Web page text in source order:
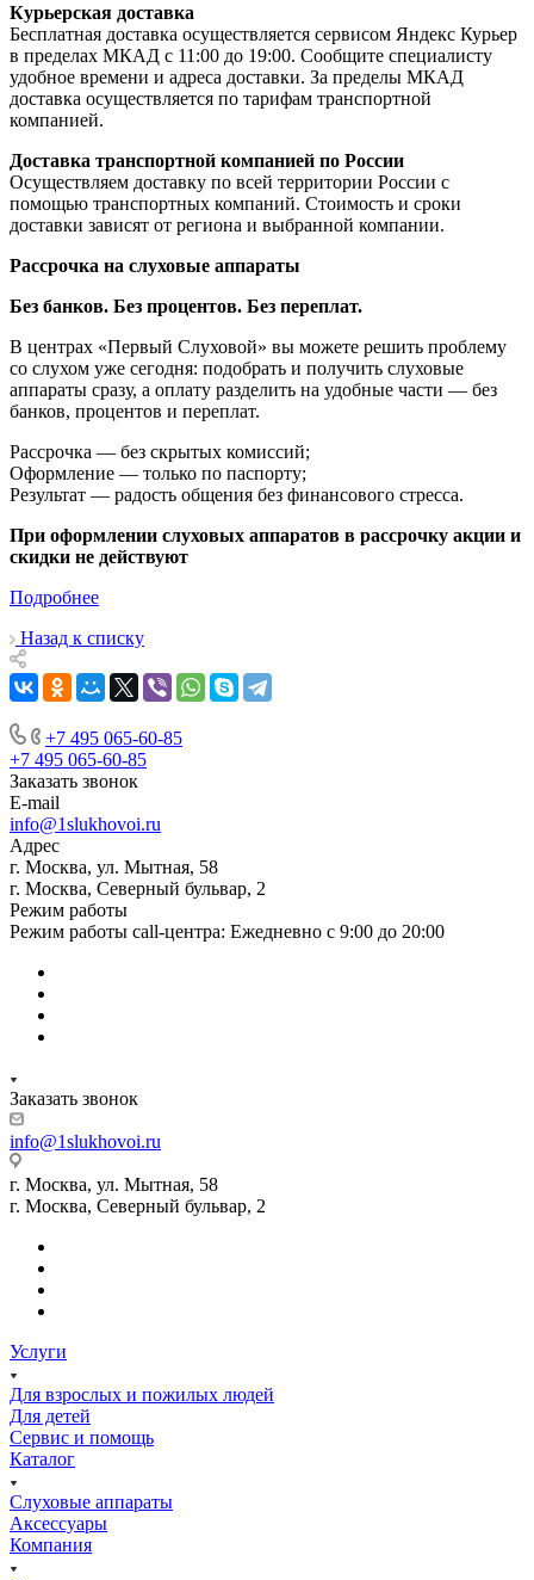
Курьерская доставка
Бесплатная доставка осуществляется сервисом Яндекс Курьер
в пределах МКАД с 11:00 до 19:00. Сообщите специалисту
удобное времени и адреса доставки. За пределы МКАД
доставка осуществляется по тарифам транспортной
компанией.
Доставка транспортной компанией по России
Осуществляем доставку по всей территории России с
помощью транспортных компаний. Стоимость и сроки
доставки зависят от региона и выбранной компании.
Рассрочка на слуховые аппараты
Без банков. Без процентов. Без переплат.
В центрах «Первый Слуховой» вы можете решить проблему
со слухом уже сегодня: подобрать и получить слуховые
аппараты сразу, а оплату разделить на удобные части — без
банков, процентов и переплат.
Рассрочка — без скрытых комиссий;
Оформление — только по паспорту;
Результат — радость общения без финансового стресса.
При оформлении слуховых аппаратов в рассрочку акции и
скидки не действуют
Подробнее
Назад к списку
+7 495 065-60-85
+7 495 065-60-85
Заказать звонок
E-mail
info@1slukhovoi.ru
Адрес
г. Москва, ул. Мытная, 58
г. Москва, Северный бульвар, 2
Режим работы
Режим работы call-центра: Ежедневно с 9:00 до 20:00
Заказать звонок
info@1slukhovoi.ru
г. Москва, ул. Мытная, 58
г. Москва, Северный бульвар, 2
Услуги
Для взрослых и пожилых людей
Для детей
Сервис и помощь
Каталог
Слуховые аппараты
Аксессуары
Компания